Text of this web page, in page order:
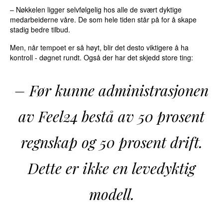
– Nøkkelen ligger selvfølgelig hos alle de svært dyktige
medarbeiderne våre. De som hele tiden står på for å skape
stadig bedre tilbud.
Men, når tempoet er så høyt, blir det desto viktigere å ha
kontroll - døgnet rundt. Også der har det skjedd store ting:
– Før kunne administrasjonen
av Feel24 bestå av 50 prosent
regnskap og 50 prosent drift.
Dette er ikke en levedyktig
modell.